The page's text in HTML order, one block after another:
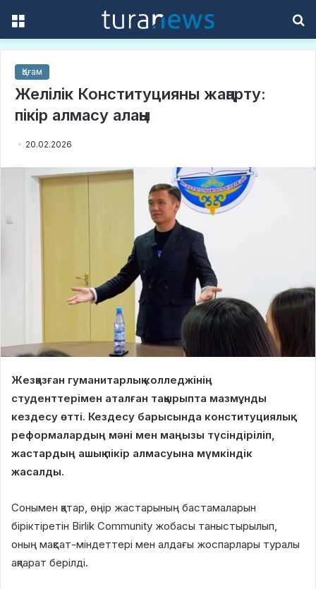
Қоғам
Желілік Конституцияны жаңарту:
пікір алмасу алаңы
20.02.2026
Жезқазған гуманитарлық колледжінің
студенттерімен аталған тақырыпта мазмұнды
кездесу өтті. Кездесу барысында конституциялық
реформалардың мәні мен маңызы түсіндіріліп,
жастардың ашық пікір алмасуына мүмкіндік
жасалды.
Сонымен қатар, өңір жастарының бастамаларын
біріктіретін Birlik Community жобасы таныстырылып,
оның мақсат-міндеттері мен алдағы жоспарлары туралы
ақпарат берілді.